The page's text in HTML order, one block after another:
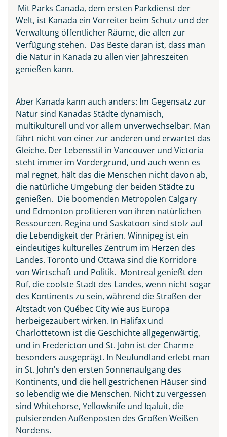
Ingonish Beach separated
between the Sea and the City,
Cape Breton Island
© Pugalenthi - stock.adobe.com
Mit Parks Canada, dem ersten Parkdienst der
Welt, ist Kanada ein Vorreiter beim Schutz und der
Verwaltung öffentlicher Räume, die allen zur
Verfügung stehen. Das Beste daran ist, dass man
die Natur in Kanada zu allen vier Jahreszeiten
genießen kann.
Aber Kanada kann auch anders: Im Gegensatz zur
Natur sind Kanadas Städte dynamisch,
multikulturell und vor allem unverwechselbar. Man
fährt nicht von einer zur anderen und erwartet das
Gleiche. Der Lebensstil in Vancouver und Victoria
steht immer im Vordergrund, und auch wenn es
mal regnet, hält das die Menschen nicht davon ab,
die natürliche Umgebung der beiden Städte zu
genießen. Die boomenden Metropolen Calgary
und Edmonton profitieren von ihren natürlichen
Ressourcen. Regina und Saskatoon sind stolz auf
die Lebendigkeit der Prärien. Winnipeg ist ein
eindeutiges kulturelles Zentrum im Herzen des
Landes. Toronto und Ottawa sind die Korridore
von Wirtschaft und Politik. Montreal genießt den
Ruf, die coolste Stadt des Landes, wenn nicht sogar
des Kontinents zu sein, während die Straßen der
Altstadt von Québec City wie aus Europa
herbeigezaubert wirken. In Halifax und
Charlottetown ist die Geschichte allgegenwärtig,
und in Fredericton und St. John ist der Charme
besonders ausgeprägt. In Neufundland erlebt man
in St. John's den ersten Sonnenaufgang des
Kontinents, und die hell gestrichenen Häuser sind
so lebendig wie die Menschen. Nicht zu vergessen
sind Whitehorse, Yellowknife und Iqaluit, die
pulsierenden Außenposten des Großen Weißen
Nordens.